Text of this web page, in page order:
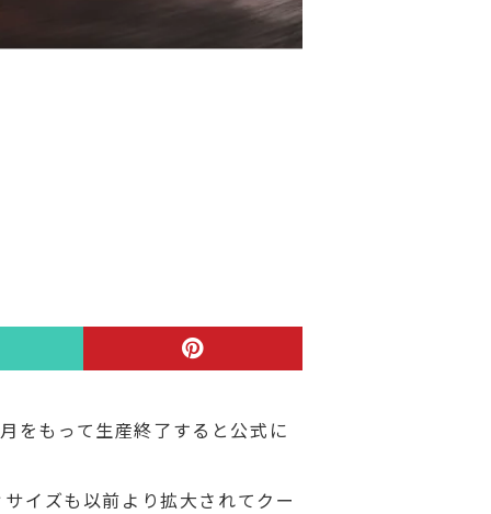
もって生産終了すると公式に
イズも以前より拡大されてクー